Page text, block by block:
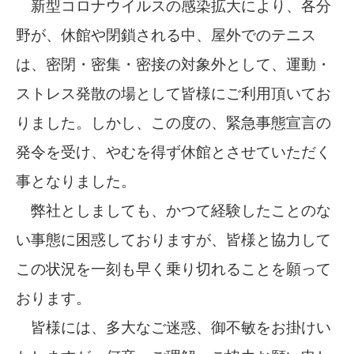
新型コロナウイルスの感染拡大により、各分
野が、休館や閉鎖される中、屋外でのテニス
は、 密閉・密集・密接の対象外として、運動・
ストレス発散の場として皆様にご利用頂いてお
りました。
しかし、この度の、緊急事態宣言の
発令を受け、やむを得ず休館とさせていただく
事となりました。
弊社としましても、かつて経験したことのな
い事態に困惑しておりますが、皆様と協力して
この状況を一刻も早く乗り切れることを願って
おります。
皆様には、多大なご迷惑、御不敏をお掛けい